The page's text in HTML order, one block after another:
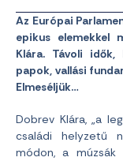
Az Európai
epikus elemekkel
Klára. Távoli
papok, vallási
Elmeséljük…
Dobrev Klára, „a
családi helyzetű
módon, a múzsák